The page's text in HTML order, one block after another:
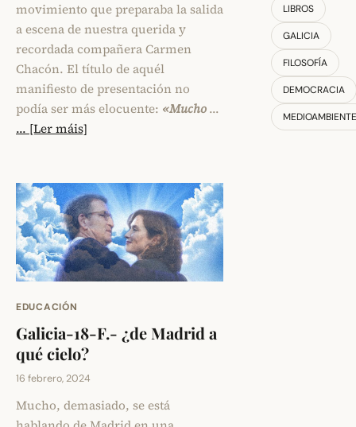
movimiento que preparaba la salida
a escena de nuestra querida y
recordada compañera Carmen
Chacón. El título de aquél
manifiesto de presentación no
podía ser más elocuente: «Mucho…
... [Ler máis]
EDUCACIÓN
Galicia-18-F.- ¿de Madrid a
qué cielo?
16 febrero, 2024
Mucho, demasiado, se está
LIBROS
GALICIA
FILOSOFÍA
DEMOCRACIA
MEDIOAMBIENTE